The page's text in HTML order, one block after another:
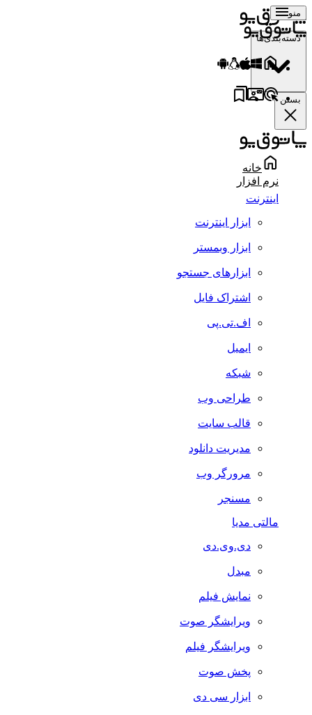
منو
دسته‌بندی‌ها
بستن
خانه
نرم افزار
اینترنت
ابزار اینترنت
ابزار وبمستر
ابزارهای جستجو
اشتراک فایل
اف.تی.پی
ایمیل
شبکه
طراحی وب
قالب سایت
مدیریت دانلود
مرورگر وب
مسنجر
مالتی مدیا
دی.وی.دی
مبدل
نمایش فیلم
ویرایشگر صوت
ویرایشگر فیلم
پخش صوت
ابزار سی دی